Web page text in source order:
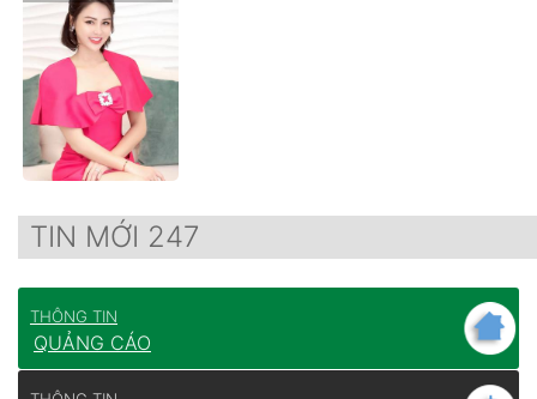
TIN MỚI 247
THÔNG TIN
QUẢNG CÁO